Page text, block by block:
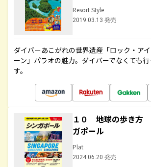
Resort Style
2019.03.13 発売
ダイバーあこがれの世界遺産「ロック・ア
ーン」パラオの魅力。ダイバーでなくても
す。
１０ 地球の歩き方
ガポール
Plat
2024.06.20 発売